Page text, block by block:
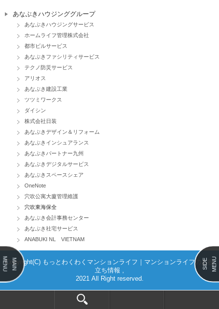
あなぶきハウジンググループ
あなぶきハウジングサービス
ホームライフ管理株式会社
都市ビルサービス
あなぶきファシリティサービス
テクノ防災サービス
アリオス
あなぶき建設工業
ツツミワークス
ダイシン
株式会社日装
あなぶきデザイン＆リフォーム
あなぶきインシュアランス
あなぶきパートナー九州
あなぶきデジタルサービス
あなぶきスペースシェア
OneNote
穴吹公寓大廈管理維護
穴吹東海保全
あなぶき会計事務センター
あなぶき社宅サービス
ANABUKI NL VIETNAM
Copyright(C) もっとわくわくマンションライフ｜マンションライフのお役
立ち情報 ,
2021 All Right reserved.
MAIN
MENU SIDE MENU